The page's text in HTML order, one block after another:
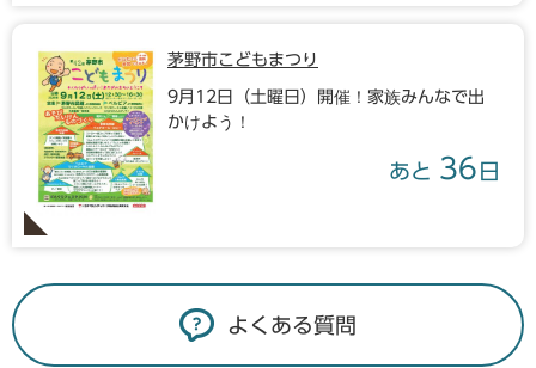
茅野市こどもまつり
9月12日（土曜日）開催！家族みんなで出
かけよう！
あと 36 日
よくある質問